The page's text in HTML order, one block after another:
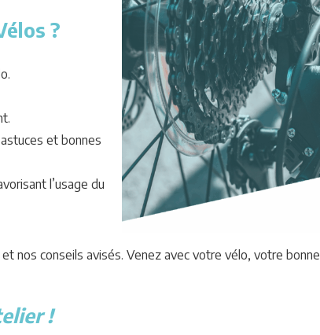
?
et bonnes
l’usage du
nos conseils avisés. Venez avec votre vélo, votre bonne
!